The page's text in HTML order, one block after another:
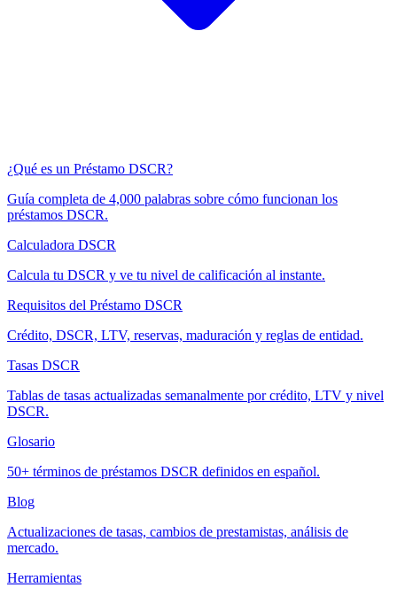
¿Qué es un Préstamo DSCR?
Guía completa de 4,000 palabras sobre cómo funcionan los
préstamos DSCR.
Calculadora DSCR
Calcula tu DSCR y ve tu nivel de calificación al instante.
Requisitos del Préstamo DSCR
Crédito, DSCR, LTV, reservas, maduración y reglas de entidad.
Tasas DSCR
Tablas de tasas actualizadas semanalmente por crédito, LTV y nivel
DSCR.
Glosario
50+ términos de préstamos DSCR definidos en español.
Blog
Actualizaciones de tasas, cambios de prestamistas, análisis de
mercado.
Herramientas